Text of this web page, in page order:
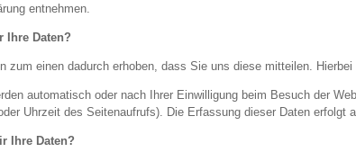
entnehmen.
Ihre Daten?
zum einen dadurch erhoben, dass Sie uns diese mitteilen.
automatisch oder nach Ihrer Einwilligung beim Besuch der
Uhrzeit des Seitenaufrufs). Die Erfassung dieser Daten erfolgt
Ihre Daten?